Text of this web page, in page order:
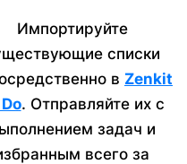
Импортируйте
списки
в Zenkit
. Отправляйте их с
задач и
всего за